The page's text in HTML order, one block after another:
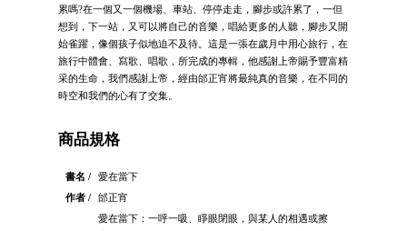
累嗎?在一個又一個機場、車站、停停走走，腳步或許累了，一但
想到，下一站，又可以將自己的音樂，唱給更多的人聽，腳步又開
始雀躍，像個孩子似地迫不及待。這是一張在歲月中用心旅行，在
旅行中體會、寫歌、唱歌，所完成的專輯，他感謝上帝賜予豐富精
采的生命，我們感謝上帝，經由邰正宵將最純真的音樂，在不同的
時空和我們的心有了交集。
商品規格
書名 /
愛在當下
作者 /
邰正宵
愛在當下：一呼一吸、睜眼閉眼，與某人的相遇或擦